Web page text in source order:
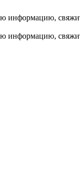
информацию,
информацию,